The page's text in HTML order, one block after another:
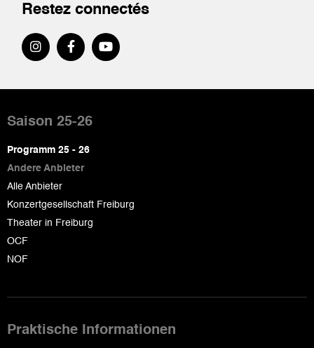
Restez connectés
de
page
Saison 25-26
Programm 25 - 26
Andere Anbieter
Alle Anbieter
Konzertgesellschaft Freiburg
Theater in Freiburg
OCF
NOF
Praktische Informationen